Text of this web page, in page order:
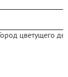
цветущего